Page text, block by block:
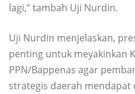
lagi,” tambah Uji Nurdin.
Uji Nurdin menjelaskan,
penting untuk meyakinkan
PPN/Bappenas agar
strategis daerah mendapat